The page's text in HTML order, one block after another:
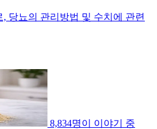
당뇨의 관리방법 및 수치에 관련
8,834명이 이야기 중